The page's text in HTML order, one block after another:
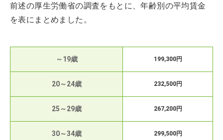
前述の厚生労働省の調査をもとに、年齢別の平均賃金
を表にまとめました。
～19歳 199,300円
20～24歳 232,500円
25～29歳 267,200円
30～34歳 299,500円